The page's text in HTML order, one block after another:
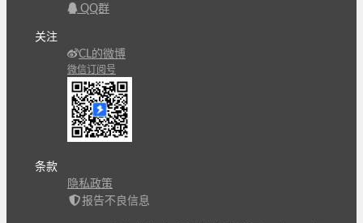
QQ群
关注
CL的微博
微信订阅号
条款
隐私政策
报告不良信息